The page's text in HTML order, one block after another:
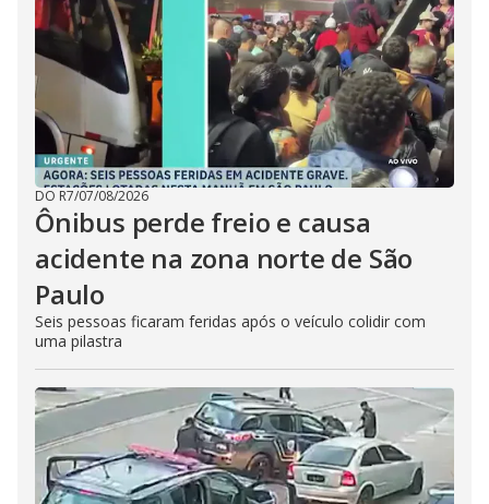
DO R7/07/08/2026
Ônibus perde freio e causa
acidente na zona norte de São
Paulo
Seis pessoas ficaram feridas após o veículo colidir com
uma pilastra